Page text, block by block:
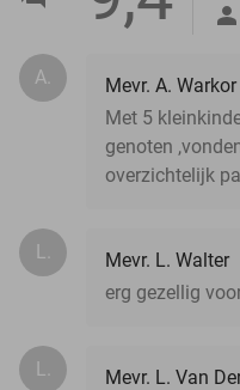
A.
Mevr. A. Warkor
Met 5
genoten
overzichtelijk
L.
Mevr. L. Walter
erg gezellig
L.
Mevr. L. Van